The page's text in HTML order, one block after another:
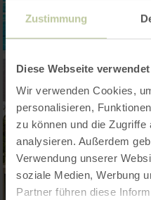
Zustimmung
Diese Webseite
Wir verwenden Cookies,
personalisieren,
zu können und die
analysieren. Außerdem
Verwendung unserer
soziale Medien, Werbung
Partner führen diese